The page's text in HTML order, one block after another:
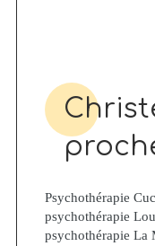
Psychothérapie
psychothérapie
psychothérapie La